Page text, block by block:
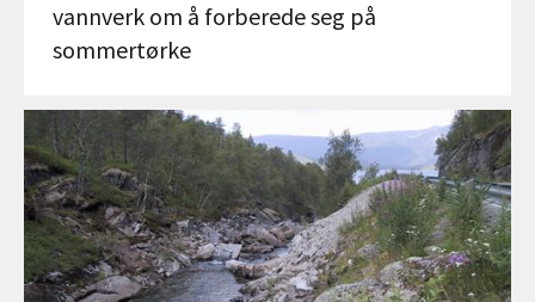
vannverk om å forberede seg på
sommertørke